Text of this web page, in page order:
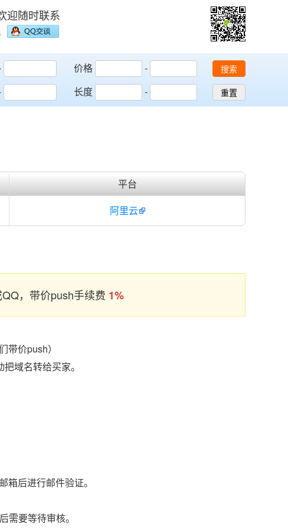
迎随时联系
价格
-
长度
-
搜索
重置
平台
阿里云
，带价push手续费 1%
带价push）
域名转给买家。
箱后进行邮件验证。
需要等待审核。